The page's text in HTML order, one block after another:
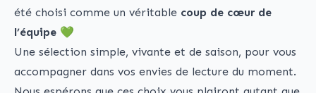
été choisi comme un véritable coup de cœur de
l’équipe 💚
Une sélection simple, vivante et de saison, pour vous
accompagner dans vos envies de lecture du moment.